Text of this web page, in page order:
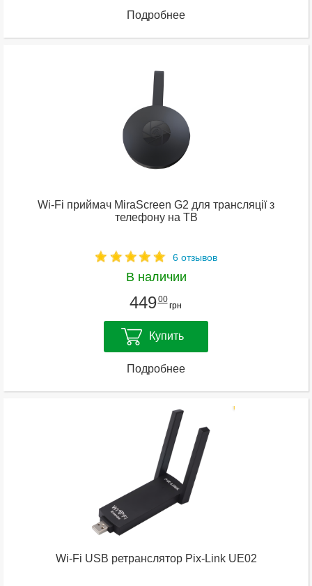
Подробнее
Wi-Fi приймач MiraScreen G2 для трансляції з
телефону на ТВ
6 отзывов
В наличии
44900
грн
Купить
Подробнее
Wi-Fi USB ретранслятор Pix-Link UE02